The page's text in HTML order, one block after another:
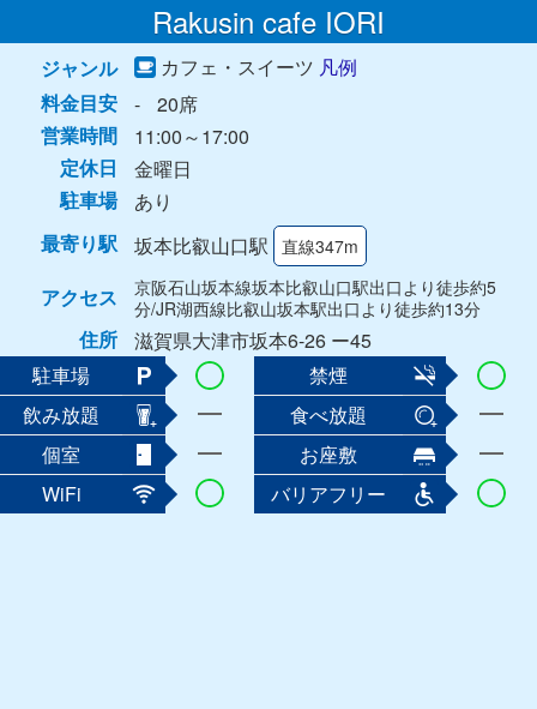
Rakusin cafe IORI
ジャンル カフェ・スイーツ 凡例
料金目安
-
20席
営業時間
11:00～17:00
定休日
金曜日
駐車場
あり
最寄り駅
坂本比叡山口駅 直線347m
アクセス
京阪石山坂本線坂本比叡山口駅出口より徒歩約5
分/JR湖西線比叡山坂本駅出口より徒歩約13分
住所
滋賀県大津市坂本6-26 ー45
駐車場
禁煙
飲み放題
食べ放題
個室
お座敷
WiFi
バリアフリー